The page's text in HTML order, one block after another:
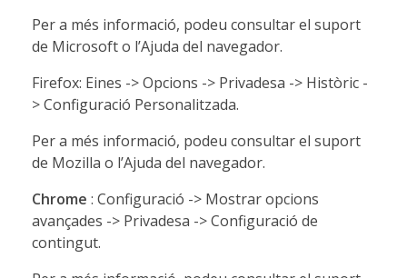
Per a més informació, podeu consultar el suport
de Microsoft o l’Ajuda del navegador.
Firefox: Eines -> Opcions -> Privadesa -> Històric -
> Configuració Personalitzada.
Per a més informació, podeu consultar el suport
de Mozilla o l’Ajuda del navegador.
Chrome : Configuració -> Mostrar opcions
avançades -> Privadesa -> Configuració de
contingut.